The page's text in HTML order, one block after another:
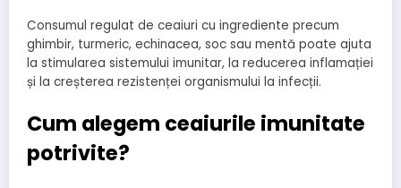
Consumul regulat de ceaiuri cu ingrediente precum
ghimbir, turmeric, echinacea, soc sau mentă poate ajuta
la stimularea sistemului imunitar, la reducerea inflamației
și la creșterea rezistenței organismului la infecții.
Cum alegem ceaiurile imunitate
potrivite?